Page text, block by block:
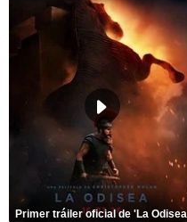
Primer tráiler oficial de 'La